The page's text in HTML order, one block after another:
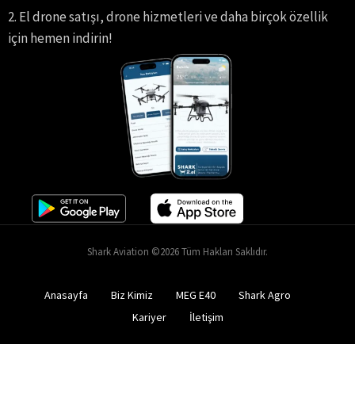
2. El drone satışı, drone hizmetleri ve daha birçok özellik
için hemen indirin!
Shark Aviation ©2026 Tüm Hakları Saklıdır.
Anasayfa Biz Kimiz MEG E40
Shark Agro
Kariyer
İletişim